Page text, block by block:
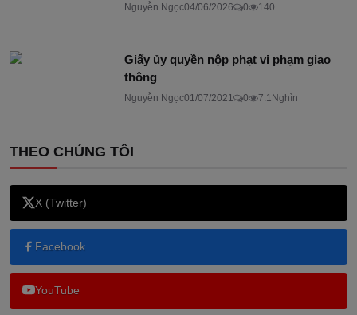
Nguyễn Ngọc04/06/2026 0 140
Giấy ủy quyền nộp phạt vi phạm giao
thông
Nguyễn Ngọc01/07/2021 0 7.1Nghìn
THEO CHÚNG TÔI
X (Twitter)
Facebook
YouTube